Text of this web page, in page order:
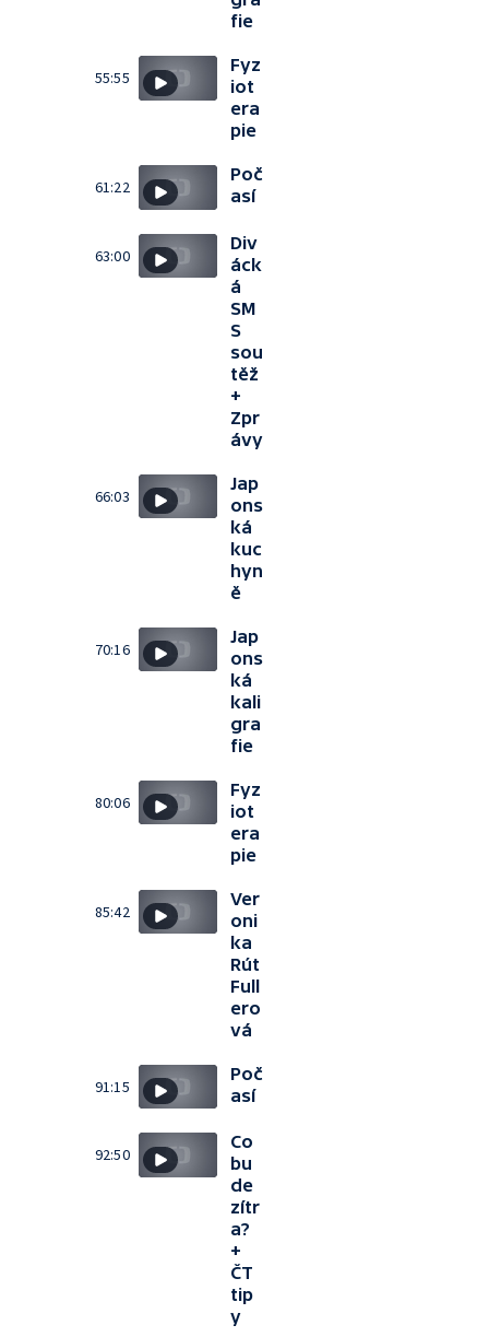
fie
55:55
Fyz
iot
era
pie
61:22
Poč
así
63:00
Div
áck
á
SM
S
sou
těž
+
Zpr
ávy
66:03
Jap
ons
ká
kuc
hyn
ě
70:16
Jap
ons
ká
kali
gra
fie
80:06
Fyz
iot
era
pie
85:42
Ver
oni
ka
Rút
Full
ero
vá
91:15
Poč
así
92:50
Co
bu
de
zítr
a?
+
ČT
tip
y